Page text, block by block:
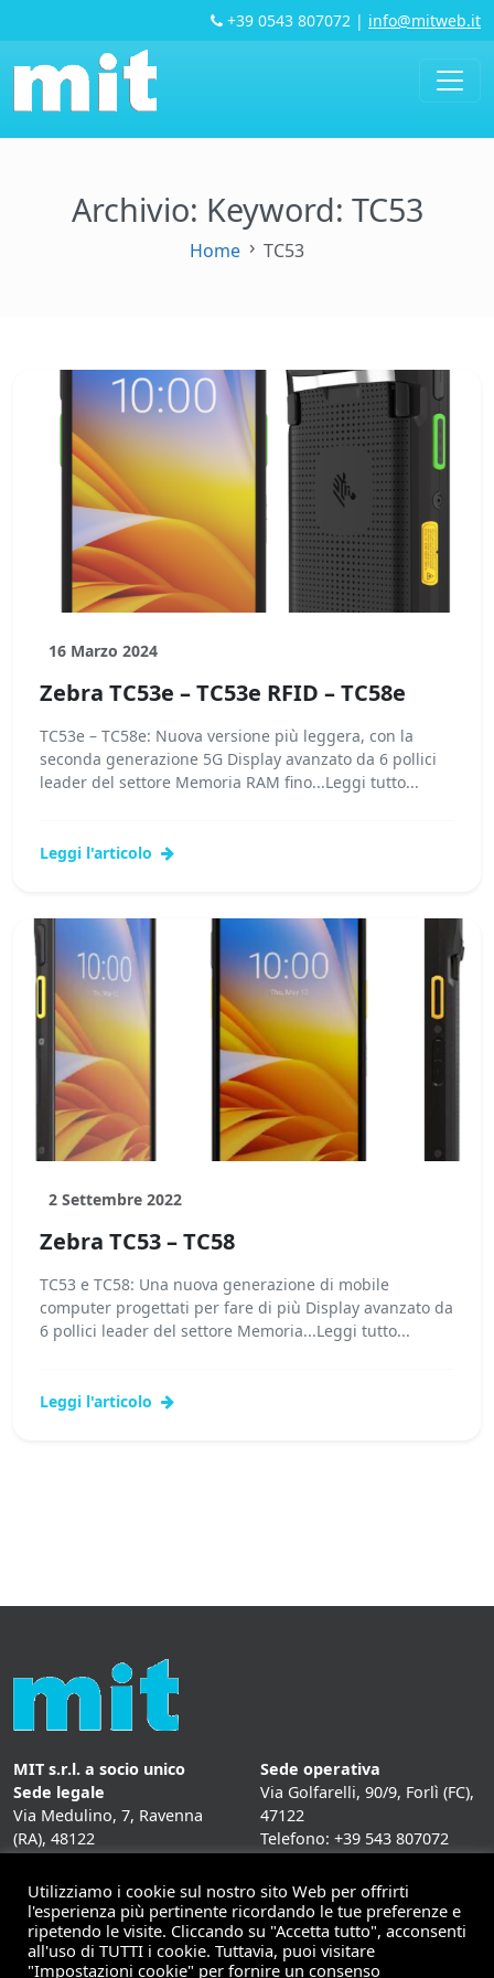
+39 0543 807072 | info@mitweb.it
Archivio: Keyword: TC53
Home TC53
16 Marzo 2024
Zebra TC53e – TC53e RFID – TC58e
TC53e – TC58e: Nuova versione più leggera, con la
seconda generazione 5G Display avanzato da 6 pollici
leader del settore Memoria RAM fino...Leggi tutto...
Leggi l'articolo
2 Settembre 2022
Zebra TC53 – TC58
TC53 e TC58: Una nuova generazione di mobile
computer progettati per fare di più Display avanzato da
6 pollici leader del settore Memoria...Leggi tutto...
Leggi l'articolo
MIT s.r.l. a socio unico
Sede legale
Via Medulino, 7, Ravenna
(RA), 48122
Sede operativa
Via Golfarelli, 90/9, Forlì (FC),
47122
Telefono: +39 543 807072
Mail: info@mitweb.it
INFORMATIVE
Privacy Policy
Cookie Policy
Utilizziamo i cookie sul nostro sito Web per offrirti
l'esperienza più pertinente ricordando le tue preferenze e
ripetendo le visite. Cliccando su "Accetta tutto", acconsenti
all'uso di TUTTI i cookie. Tuttavia, puoi visitare
"Impostazioni cookie" per fornire un consenso